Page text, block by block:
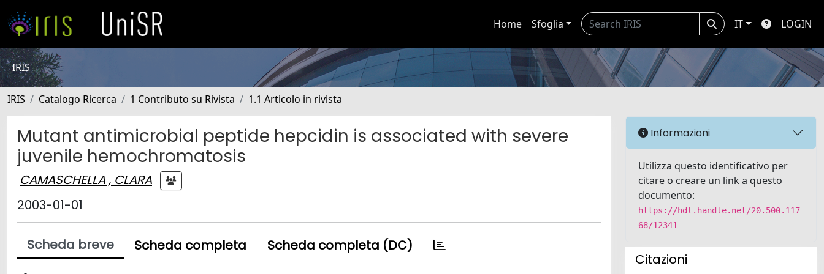
Home Sfoglia IT LOGIN
IRIS
IRIS Catalogo Ricerca 1 Contributo su Rivista 1.1 Articolo in rivista
Mutant antimicrobial peptide hepcidin is associated with severe
juvenile hemochromatosis
CAMASCHELLA , CLARA
2003-01-01
Scheda breve Scheda completa Scheda completa (DC)
Informazioni
Utilizza questo identificativo per
citare o creare un link a questo
documento:
https://hdl.handle.net/20.500.117
68/12341
Citazioni